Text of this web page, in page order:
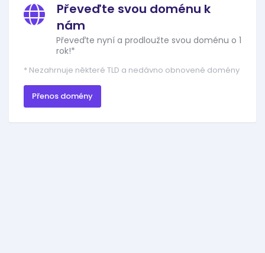
Převeďte svou doménu k
nám
Převeďte nyní a prodloužte svou doménu o 1
rok!*
Přenos domény
* Nezahrnuje některé TLD a nedávno obnovené domény